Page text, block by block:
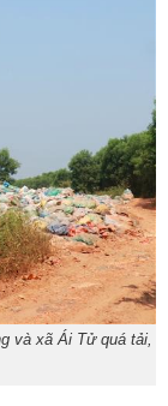
và xã Ái Tử quá tải,